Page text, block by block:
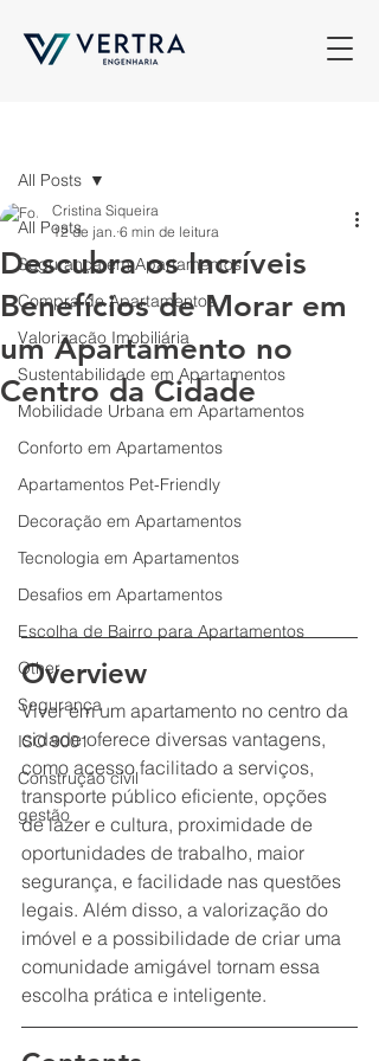
All Posts
Segurança em Apartamentos
Compra de Apartamentos
Valorização Imobiliária
Sustentabilidade em Apartamentos
Mobilidade Urbana em Apartamentos
Conforto em Apartamentos
Apartamentos Pet-Friendly
Decoração em Apartamentos
Tecnologia em Apartamentos
Desafios em Apartamentos
Escolha de Bairro para Apartamentos
Other
Segurança
ISO 9001
Construção civil
gestão
All Posts
Descubra os Incríveis
Benefícios de Morar em
um Apartamento no
Centro da Cidade
Cristina Siqueira
12 de jan. 6 min de leitura
Overview
Viver em um apartamento no centro da
cidade oferece diversas vantagens,
como acesso facilitado a serviços,
transporte público eficiente, opções
de lazer e cultura, proximidade de
oportunidades de trabalho, maior
segurança, e facilidade nas questões
legais. Além disso, a valorização do
imóvel e a possibilidade de criar uma
comunidade amigável tornam essa
escolha prática e inteligente.